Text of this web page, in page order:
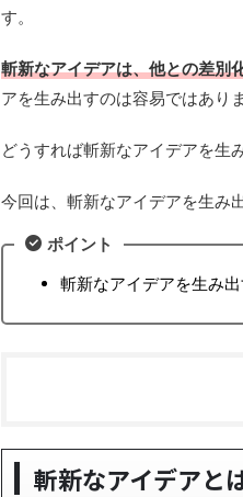
す。
斬新なアイデアは、他との差別
アを生み出すのは容易ではあり
どうすれば斬新なアイデアを生
今回は、斬新なアイデアを生み
ポイント
斬新なアイデアを生み
斬新なアイデアと